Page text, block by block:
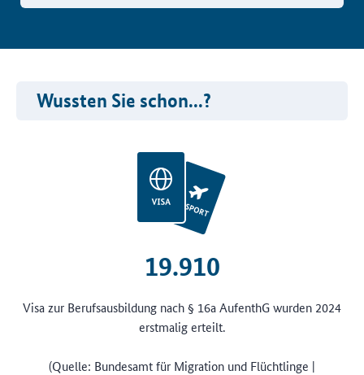
Wussten Sie schon...?
19.910
Visa zur Berufsausbildung nach § 16a AufenthG wurden 2024
erstmalig erteilt.
(Quelle: Bundesamt für Migration und Flüchtlinge |